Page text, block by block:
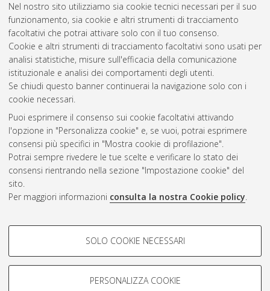
Nel nostro sito utilizziamo sia cookie tecnici necessari per il suo
funzionamento, sia cookie e altri strumenti di tracciamento
facoltativi che potrai attivare solo con il tuo consenso.
Cookie e altri strumenti di tracciamento facoltativi sono usati per
analisi statistiche, misure sull'efficacia della comunicazione
istituzionale e analisi dei comportamenti degli utenti.
Se chiudi questo banner continuerai la navigazione solo con i
cookie necessari.
Puoi esprimere il consenso sui cookie facoltativi attivando
l'opzione in "Personalizza cookie" e, se vuoi, potrai esprimere
consensi più specifici in "Mostra cookie di profilazione".
Potrai sempre rivedere le tue scelte e verificare lo stato dei
consensi rientrando nella sezione "Impostazione cookie" del
sito.
Per maggiori informazioni consulta la nostra Cookie policy.
COOKIE DI PROFILAZIONE -
Si tratta di cookie utilizzati per analizzare le caratteristiche della
navigazione degli utenti, creare profili in base al loro comportamento
SOLO COOKIE NECESSARI
PERSONALIZZA COOKIE
carbonilici di Rh con sali di Au(I).[Laurea magistrale],
Università di Bologna, Corso di Studio in Chimica industriale
[LM-DM270]
Questa lista e' stata generata ilSun Aug 9 13:59:17 2026
CEST
Atom
Rss 1.0
Rss 2.0
AMS Laurea
Impostazioni Cookie
Informativa sulla privacy
Condizioni d’uso del sito